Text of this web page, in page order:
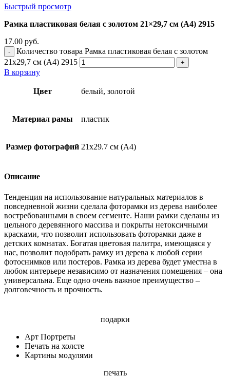
Быстрый просмотр
Рамка пластиковая белая с золотом 21×29,7 см (А4) 2915
17.00 руб.
Количество товара Рамка пластиковая белая с золотом
21x29,7 см (А4) 2915
В корзину
Цвет белый, золотой
Материал рамы пластик
Размер фотографий 21х29.7 см (А4)
Описание
Тенденция на использование натуральных материалов в
повседневной жизни сделала фоторамки из дерева наиболее
востребованными в своем сегменте. Наши рамки сделаны из
цельного деревянного массива и покрыты нетоксичными
красками, что позволит использовать фоторамки даже в
детских комнатах. Богатая цветовая палитра, имеющаяся у
нас, позволит подобрать рамку из дерева к любой серии
фотоснимков или постеров. Рамка из дерева будет уместна в
любом интерьере независимо от назначения помещения – она
универсальна. Еще одно очень важное преимущество –
долговечность и прочность.
подарки
Арт Портреты
Печать на холсте
Картины модулями
печать